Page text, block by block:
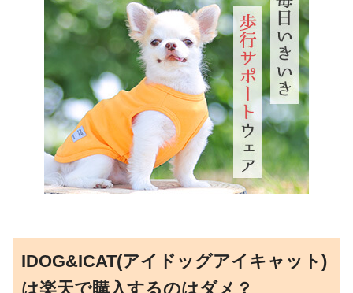
IDOG&ICAT(アイドッグアイキャット)
は楽天で購入するのはダメ？